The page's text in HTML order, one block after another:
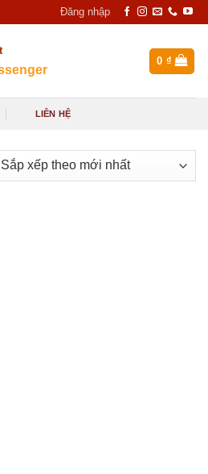
tấm ốp nhôm nhựa - Điện Thoại:
Đăng nhập
0 ₫
LIÊN HỆ